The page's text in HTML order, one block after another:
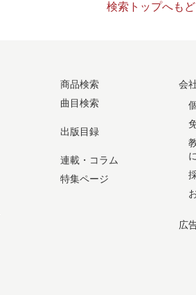
検索トップへも
商品検索
曲目検索
出版目録
連載・コラム
特集ページ
会
広